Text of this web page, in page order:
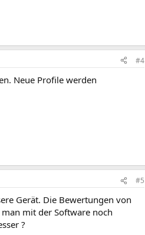
#4
Neue Profile werden
#5
Gerät. Die Bewertungen von
mit der Software noch
?